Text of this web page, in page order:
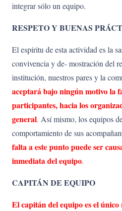
integrar sólo un equipo.
RESPETO Y BUENAS
El espíritu de esta actividad es la
convivencia y de- mostración del
institución, nuestros pares y la
aceptará bajo ningún motivo la
participantes, hacia los
general. Así mismo, los equipos
comportamiento de sus
faltaaestepunto puede ser
inmediata del equipo.
CAPITÁN DE EQUIPO
El capitán del equipo es el